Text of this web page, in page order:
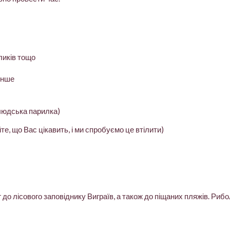
тощо
парилка)
що Вас цікавить, і ми спробуємо це втілити)
лісового заповіднику Виграїв, а також до піщаних пляжів.